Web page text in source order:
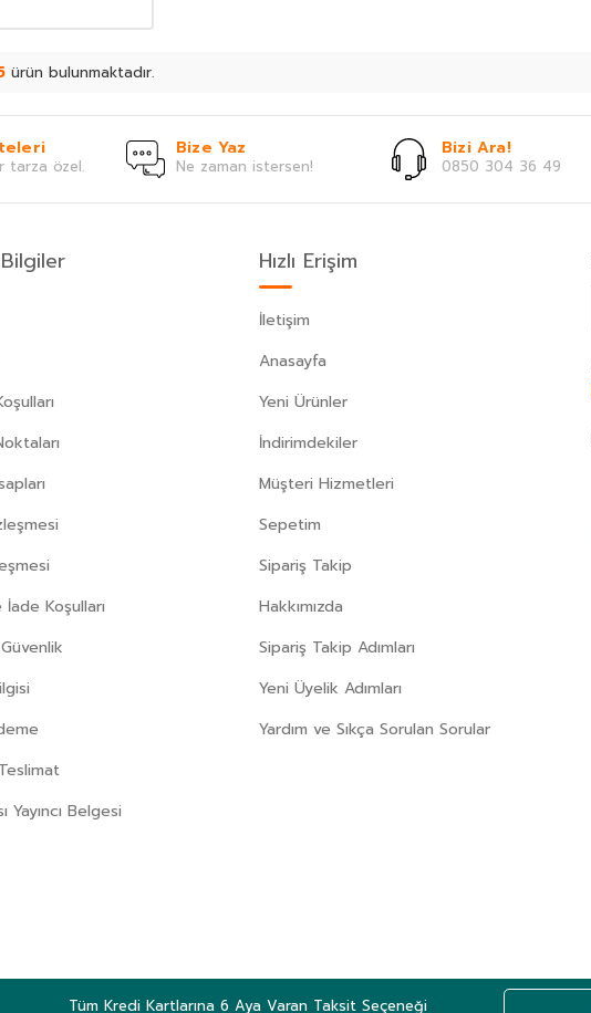
ürün bulunmaktadır.
tarza özel.
Bize Yaz
Ne zaman istersen!
Bizi Ara!
0850 304 36 49
Koşulları
Yayıncı Belgesi
Hızlı Erişim
İletişim
Anasayfa
Yeni Ürünler
İndirimdekiler
Müşteri Hizmetleri
Sepetim
Sipariş Takip
Hakkımızda
Sipariş Takip Adımları
Yeni Üyelik Adımları
Yardım ve Sıkça Sorulan Sorular
Tüm Kredi Kartlarına 6 Aya Varan Taksit Seçeneği